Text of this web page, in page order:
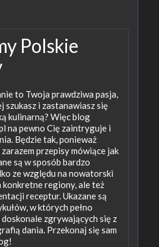
Polskie
to Twoja prawdziwa pasja,
szukasz i zastanawiasz się
kulinarną? Więc blog
na pewno Cię zaintryguje i
Będzie tak, ponieważ
przepisy mówiące jak
są w sposób bardzo
ze względu na nowatorski
konkretne regiony, ale też
receptur. Ukazane są
w których pełno
zgrywających się z
dania. Przekonaj się sam